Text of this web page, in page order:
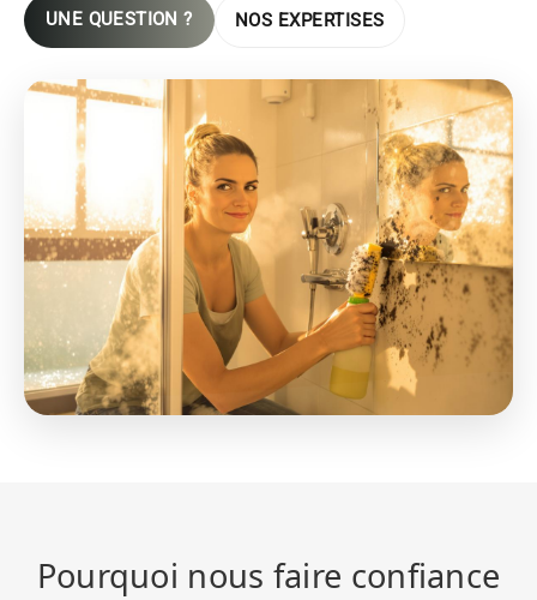
UNE QUESTION ? NOS EXPERTISES
Pourquoi nous faire confiance